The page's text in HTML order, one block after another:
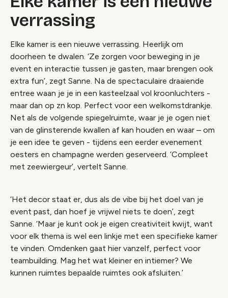
verrassing
Elke kamer is een nieuwe verrassing. Heerlijk om
doorheen te dwalen. ‘Ze zorgen voor beweging in je
event en interactie tussen je gasten, maar brengen ook
extra fun’, zegt Sanne. Na de spectaculaire draaiende
entree waan je je in een kasteelzaal vol kroonluchters -
maar dan op zn kop. Perfect voor een welkomstdrankje.
Net als de volgende spiegelruimte, waar je je ogen niet
van de glinsterende kwallen af kan houden en waar – om
je een idee te geven - tijdens een eerder evenement
oesters en champagne werden geserveerd. ‘Compleet
met zeewiergeur’, vertelt Sanne.
‘Het decor staat er, dus als de vibe bij het doel van je
event past, dan hoef je vrijwel niets te doen’, zegt
Sanne. ‘Maar je kunt ook je eigen creativiteit kwijt, want
voor elk thema is wel een linkje met een specifieke kamer
te vinden. Omdenken gaat hier vanzelf, perfect voor
teambuilding. Mag het wat kleiner en intiemer? We
kunnen ruimtes bepaalde ruimtes ook afsluiten.’